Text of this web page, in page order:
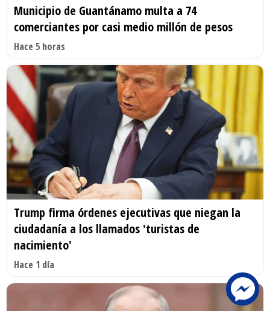
Municipio de Guantánamo multa a 74
comerciantes por casi medio millón de pesos
Hace 5 horas
Trump firma órdenes ejecutivas que niegan la
ciudadanía a los llamados 'turistas de
nacimiento'
Hace 1 día